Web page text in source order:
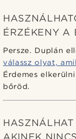
ÉRZÉKENY A
Persze. Duplán
válassz olyat,
Érdemes
bőröd.